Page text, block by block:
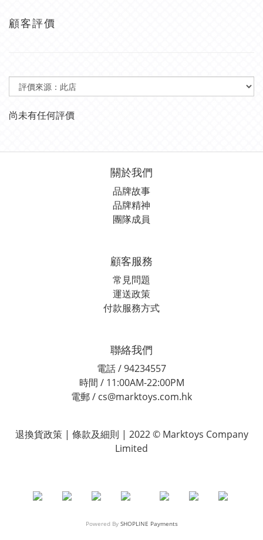
顧客評價
尚未有任何評價
關於我們
品牌故事
品牌精神
團隊成員
顧客服務
常見問題
運送政策
付款服務方式
聯絡我們
電話 / 94234557
時間 / 11:00AM-22:00PM
電郵 / cs@marktoys.com.hk
退換貨政策 | 條款及細則 | 2022 © Marktoys Company
Limited
Powered By SHOPLINE Payments